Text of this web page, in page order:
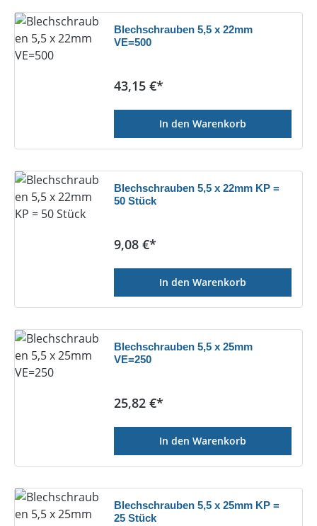
Blechschrauben 5,5 x 22mm
VE=500
Regulärer Preis:
43,15 €*
In den Warenkorb
Blechschrauben 5,5 x 22mm KP =
50 Stück
Regulärer Preis:
9,08 €*
In den Warenkorb
Blechschrauben 5,5 x 25mm
VE=250
Regulärer Preis:
25,82 €*
In den Warenkorb
Blechschrauben 5,5 x 25mm KP =
25 Stück